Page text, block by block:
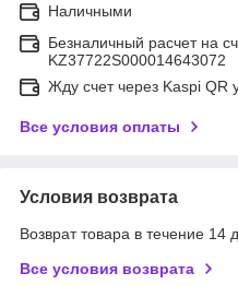
Наличными
Безналичный расчет на
KZ37722S000014643072
Жду счет через Kaspi QR
Все условия оплаты
Условия возврата
Возврат товара в течение 14
Все условия возврата